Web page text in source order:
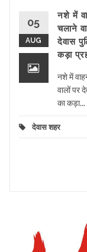
05
AUG
नशे में
चलाने
देवास
कड़ा
नशे में
वालों पर
का कड़ा...
देवास शहर